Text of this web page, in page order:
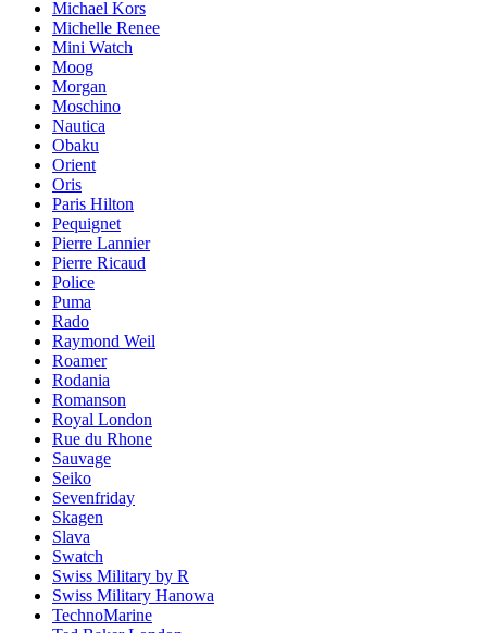
Michael Kors
Michelle Renee
Mini Watch
Moog
Morgan
Moschino
Nautica
Obaku
Orient
Oris
Paris Hilton
Pequignet
Pierre Lannier
Pierre Ricaud
Police
Puma
Rado
Raymond Weil
Roamer
Rodania
Romanson
Royal London
Rue du Rhone
Sauvage
Seiko
Sevenfriday
Skagen
Slava
Swatch
Swiss Military by R
Swiss Military Hanowa
TechnoMarine